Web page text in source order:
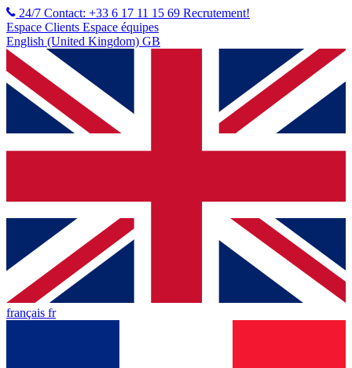
24/7 Contact: +33 6 17 11 15 69 Recrutement!
Espace Clients Espace équipes
English (United Kingdom) GB
français fr